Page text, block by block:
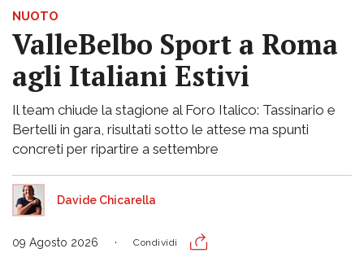
NUOTO
ValleBelbo Sport a Roma
agli Italiani Estivi
Il team chiude la stagione al Foro Italico: Tassinario e
Bertelli in gara, risultati sotto le attese ma spunti
concreti per ripartire a settembre
Davide Chicarella
09 Agosto 2026 Condividi